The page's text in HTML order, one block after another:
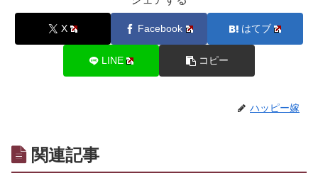
X Facebook はてブ
LINE コピー
ハッピー嫁
関連記事